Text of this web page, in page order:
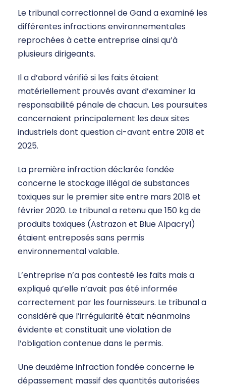
Le tribunal correctionnel de Gand a examiné les
différentes infractions environnementales
reprochées à cette entreprise ainsi qu’à
plusieurs dirigeants.
Il a d’abord vérifié si les faits étaient
matériellement prouvés avant d’examiner la
responsabilité pénale de chacun. Les poursuites
concernaient principalement les deux sites
industriels dont question ci-avant entre 2018 et
2025.
La première infraction déclarée fondée
concerne le stockage illégal de substances
toxiques sur le premier site entre mars 2018 et
février 2020. Le tribunal a retenu que 150 kg de
produits toxiques (Astrazon et Blue Alpacryl)
étaient entreposés sans permis
environnemental valable.
L’entreprise n’a pas contesté les faits mais a
expliqué qu’elle n’avait pas été informée
correctement par les fournisseurs. Le tribunal a
considéré que l’irrégularité était néanmoins
évidente et constituait une violation de
l’obligation contenue dans le permis.
Une deuxième infraction fondée concerne le
dépassement massif des quantités autorisées